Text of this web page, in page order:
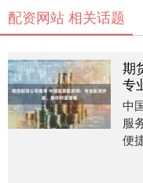
配资网站 相关话题
期
专
中
服
便